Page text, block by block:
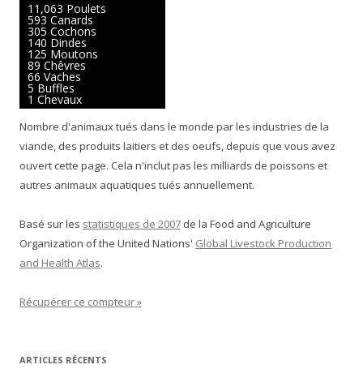
13,039 Poulets
699 Canards
359 Cochons
166 Dindes
147 Moutons
105 Chêvres
78 Vaches
6 Buffles
1 Chevaux
Nombre d'animaux tués dans le monde par les industries de la
viande, des produits laitiers et des oeufs, depuis que vous avez
ouvert cette page. Cela n'inclut pas les milliards de poissons et
autres animaux aquatiques tués annuellement.
Basé sur les statistiques de 2007 de la Food and Agriculture
Organization of the United Nations' Global Livestock Production
and Health Atlas.
Récupérer ce compteur »
ARTICLES RÉCENTS